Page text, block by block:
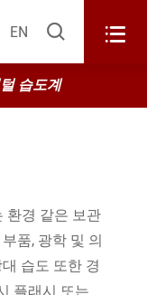
EN  
습도계
환경 같은 보관
품, 광학 및 의
습도 또한 경
플래시 또는